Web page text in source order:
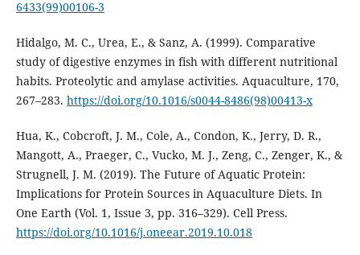
6433(99)00106-3
Hidalgo, M. C., Urea, E., & Sanz, A. (1999). Comparative
study of digestive enzymes in fish with different nutritional
habits. Proteolytic and amylase activities. Aquaculture, 170,
267–283. https://doi.org/10.1016/s0044-8486(98)00413-x
Hua, K., Cobcroft, J. M., Cole, A., Condon, K., Jerry, D. R.,
Mangott, A., Praeger, C., Vucko, M. J., Zeng, C., Zenger, K., &
Strugnell, J. M. (2019). The Future of Aquatic Protein:
Implications for Protein Sources in Aquaculture Diets. In
One Earth (Vol. 1, Issue 3, pp. 316–329). Cell Press.
https://doi.org/10.1016/j.oneear.2019.10.018